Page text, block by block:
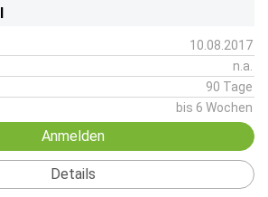
10.08.2017
n.a.
90 Tage
bis 6 Wochen
Anmelden
Details